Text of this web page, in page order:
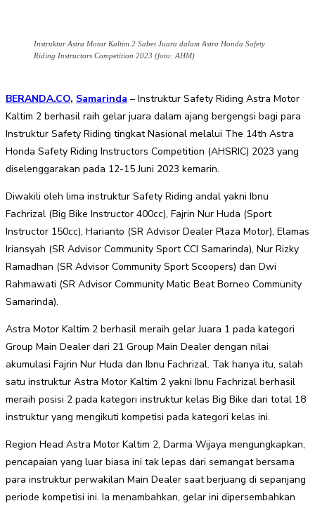
Instruktur Astra Motor Kaltim 2 Sabet Juara dalam Astra Honda Safety
Riding Instructors Competition 2023 (foto: AHM)
BERANDA.CO, Samarinda – Instruktur Safety Riding Astra Motor
Kaltim 2 berhasil raih gelar juara dalam ajang bergengsi bagi para
Instruktur Safety Riding tingkat Nasional melalui The 14th Astra
Honda Safety Riding Instructors Competition (AHSRIC) 2023 yang
diselenggarakan pada 12-15 Juni 2023 kemarin.
Diwakili oleh lima instruktur Safety Riding andal yakni Ibnu
Fachrizal (Big Bike Instructor 400cc), Fajrin Nur Huda (Sport
Instructor 150cc), Harianto (SR Advisor Dealer Plaza Motor), Elamas
Iriansyah (SR Advisor Community Sport CCI Samarinda), Nur Rizky
Ramadhan (SR Advisor Community Sport Scoopers) dan Dwi
Rahmawati (SR Advisor Community Matic Beat Borneo Community
Samarinda).
Astra Motor Kaltim 2 berhasil meraih gelar Juara 1 pada kategori
Group Main Dealer dari 21 Group Main Dealer dengan nilai
akumulasi Fajrin Nur Huda dan Ibnu Fachrizal. Tak hanya itu, salah
satu instruktur Astra Motor Kaltim 2 yakni Ibnu Fachrizal berhasil
meraih posisi 2 pada kategori instruktur kelas Big Bike dari total 18
instruktur yang mengikuti kompetisi pada kategori kelas ini.
Region Head Astra Motor Kaltim 2, Darma Wijaya mengungkapkan,
pencapaian yang luar biasa ini tak lepas dari semangat bersama
para instruktur perwakilan Main Dealer saat berjuang di sepanjang
periode kompetisi ini. Ia menambahkan, gelar ini dipersembahkan